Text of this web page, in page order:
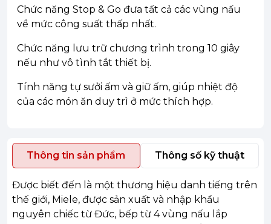
Chức năng Stop & Go đưa tất cả các vùng nấu
về mức công suất thấp nhất.
Chức năng lưu trữ chương trình trong 10 giây
nếu như vô tình tắt thiết bị.
Tính năng tự sưởi ấm và giữ ấm, giúp nhiệt độ
của các món ăn duy trì ở mức thích hợp.
Thông tin sản phẩm Thông số kỹ thuật
Được biết đến là một thương hiệu danh tiếng trên
thế giới, Miele, được sản xuất và nhập khẩu
nguyên chiếc từ Đức, bếp từ 4 vùng nấu lắp